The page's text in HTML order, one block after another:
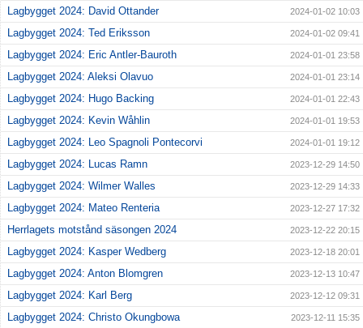
Lagbygget 2024: David Ottander 2024-01-02 10:03
Lagbygget 2024: Ted Eriksson 2024-01-02 09:41
Lagbygget 2024: Eric Antler-Bauroth 2024-01-01 23:58
Lagbygget 2024: Aleksi Olavuo 2024-01-01 23:14
Lagbygget 2024: Hugo Backing 2024-01-01 22:43
Lagbygget 2024: Kevin Wåhlin 2024-01-01 19:53
Lagbygget 2024: Leo Spagnoli Pontecorvi 2024-01-01 19:12
Lagbygget 2024: Lucas Ramn 2023-12-29 14:50
Lagbygget 2024: Wilmer Walles 2023-12-29 14:33
Lagbygget 2024: Mateo Renteria 2023-12-27 17:32
Herrlagets motstånd säsongen 2024 2023-12-22 20:15
Lagbygget 2024: Kasper Wedberg 2023-12-18 20:01
Lagbygget 2024: Anton Blomgren 2023-12-13 10:47
Lagbygget 2024: Karl Berg 2023-12-12 09:31
Lagbygget 2024: Christo Okungbowa 2023-12-11 15:35